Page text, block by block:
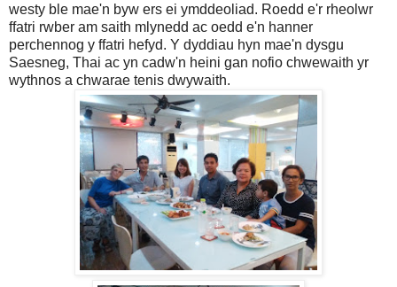
westy ble mae'n byw ers ei ymddeoliad. Roedd e'r rheolwr
ffatri rwber am saith mlynedd ac oedd e'n hanner
perchennog y ffatri hefyd. Y dyddiau hyn mae'n dysgu
Saesneg, Thai ac yn cadw'n heini gan nofio chwewaith yr
wythnos a chwarae tenis dwywaith.